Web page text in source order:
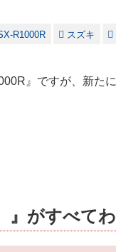
R1000R スズキ
』ですが、新た
』がすべてわ